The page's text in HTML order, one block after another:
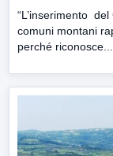
“L’inserimento
comuni montani
perché riconosce...